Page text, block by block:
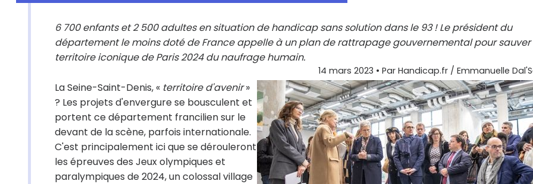
6 700 enfants et 2 500 adultes en situation de handicap sans solution dans le 93 ! Le président du
département le moins doté de France appelle à un plan de rattrapage gouvernemental pour sauver
territoire iconique de Paris 2024 du naufrage humain.
14 mars 2023 • Par Handicap.fr / Emmanuelle
La Seine-Saint-Denis, « territoire d'avenir»
? Les projets d'envergure se bousculent et
portent ce département francilien sur le
devant de la scène, parfois internationale.
C'est principalement ici que se dérouleront
les épreuves des Jeux olympiques et
paralympiques de 2024, un colossal village